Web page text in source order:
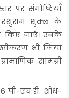
पर संगोष्ठियाँ
परशुराम शुक्ल के
किए जाएँ। उनके
भी किया
सामग्री
पी-एच.डी. शोध-